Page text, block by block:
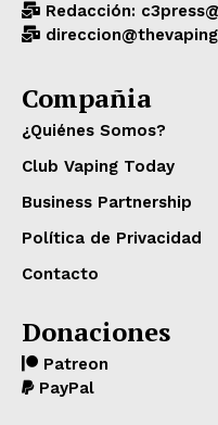
Redacción:
Compañia
¿Quiénes Somos?
Club Vaping Today
Business Partnership
Política de Privacidad
Contacto
Donaciones
Patreon
PayPal